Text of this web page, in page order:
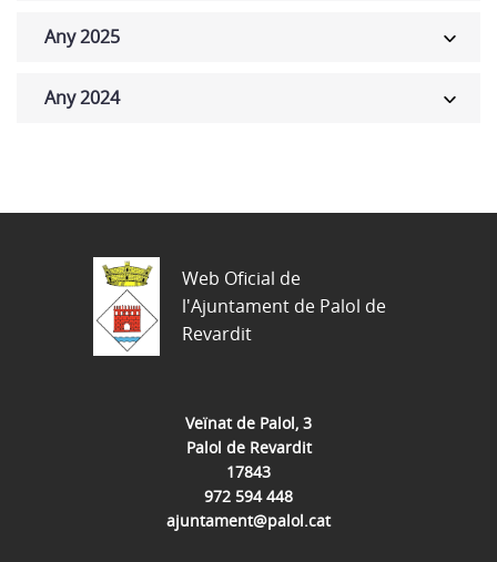
Any 2025
Any 2024
Veïnat de Palol, 3
Palol de Revardit
17843
972 594 448
ajuntament@palol.cat
Web Oficial de
l'Ajuntament de Palol de
Revardit